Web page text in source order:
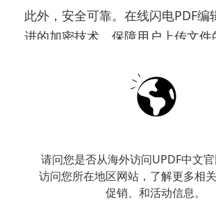
请问您是否从海外访问UPDF中文
访问您所在地区网站，了解更多相关
促销、和活动信息。
此外，安全可靠。在线闪电PDF编
进的加密技术，保障用户上传文件
总的来说，在线闪电PDF编辑器以
功能丰富、跨平台兼容和安全可靠
作和生活中，使用在线闪电PDF编
们更高效地处理PDF文档，提升工